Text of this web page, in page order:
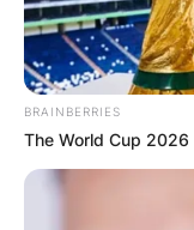
BRAINBERRIES
The World Cup